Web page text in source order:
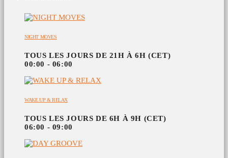
NIGHT MOVES
TOUS LES JOURS DE 21H À 6H (CET)
00:00 - 06:00
WAKE UP & RELAX
TOUS LES JOURS DE 6H À 9H (CET)
06:00 - 09:00